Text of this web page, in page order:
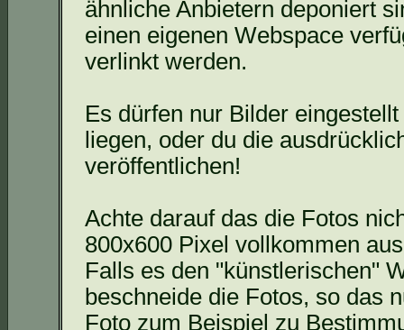
ähnliche Anbietern deponiert
einen eigenen Webspace
verlinkt werden.
Es dürfen nur Bilder
liegen, oder du die
veröffentlichen!
Achte darauf das die Fotos
800x600 Pixel vollkommen
Falls es den "künstlerischen"
beschneide die Fotos, so das
Foto zum Beispiel zu